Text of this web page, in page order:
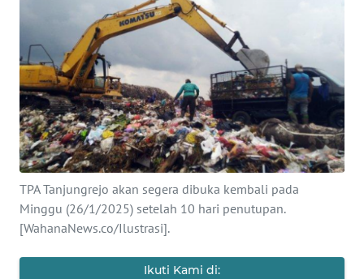
TPA Tanjungrejo akan segera dibuka kembali pada
Minggu (26/1/2025) setelah 10 hari penutupan.
[WahanaNews.co/Ilustrasi].
Ikuti Kami di:
OPINI
SEMARANG
BOROBUDUR
INDEKS
BERITA